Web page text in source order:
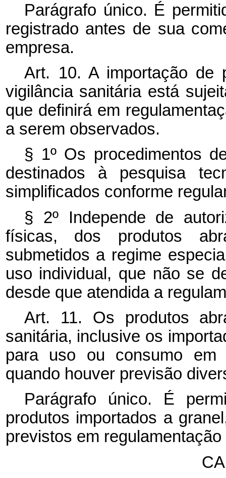
Parágrafo único. É
registrado antes de sua
empresa.
Art. 10. A importação de
vigilância sanitária está
que definirá em
a serem observados.
§ 1º Os procedimentos
destinados à pesquisa
simplificados conforme
§ 2º Independe de
físicas, dos produtos
submetidos a regime
uso individual, que não se
desde que atendida a
Art. 11. Os produtos
sanitária, inclusive os
para uso ou consumo em
quando houver previsão
Parágrafo único. É
produtos importados a
previstos em